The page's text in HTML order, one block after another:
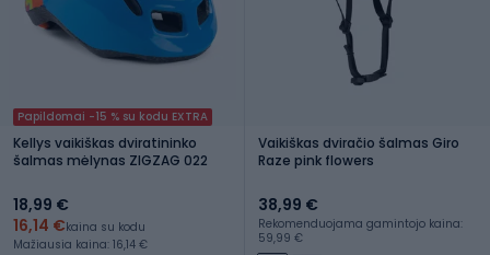
Papildomai -15 % su kodu EXTRA
Kellys vaikiškas dviratininko
šalmas mėlynas ZIGZAG 022
18,99 €
16,14 €kaina su kodu
Mažiausia kaina: 16,14 €
Vaikiškas dviračio šalmas Giro
Raze pink flowers
38,99 €
Rekomenduojama gamintojo kaina:
59,99 €